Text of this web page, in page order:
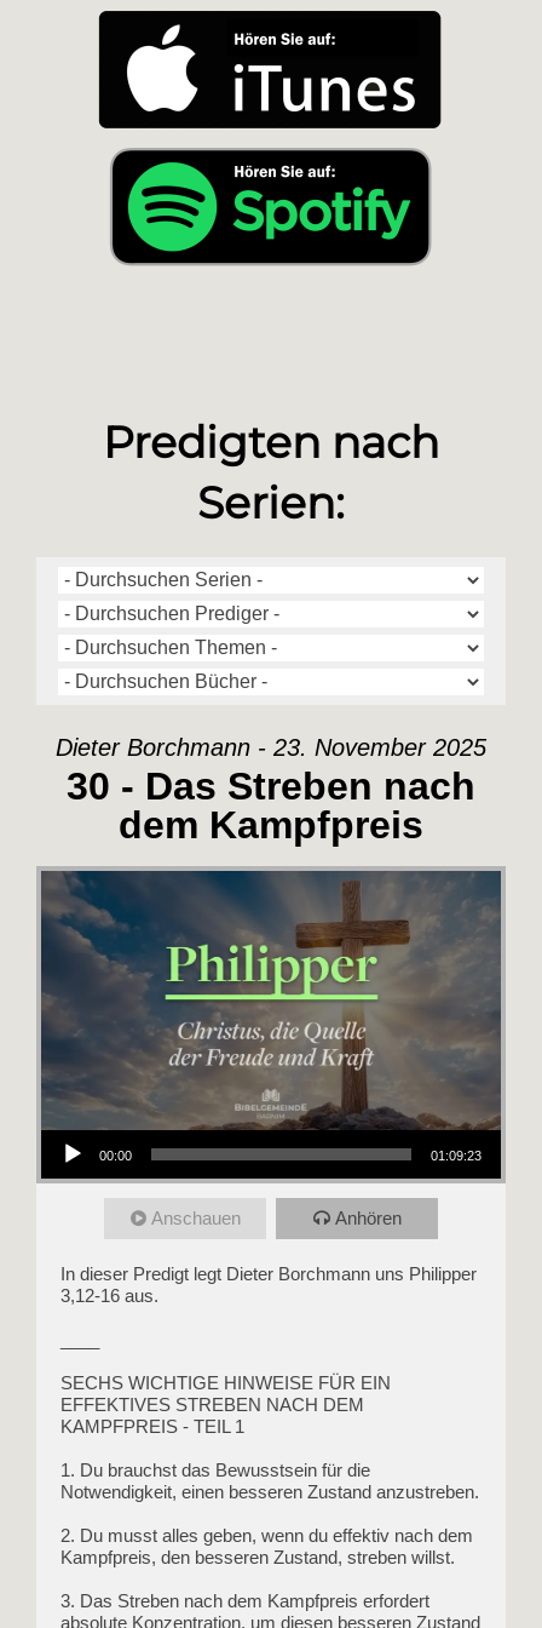
Predigten nach
Serien:
Dieter Borchmann - 23. November 2025
30 - Das Streben nach
dem Kampfpreis
Audio-Player
00:00 01:09:23
Anschauen Anhören
In dieser Predigt legt Dieter Borchmann uns Philipper
3,12-16 aus.
SECHS WICHTIGE HINWEISE FÜR EIN
EFFEKTIVES STREBEN NACH DEM
KAMPFPREIS - TEIL 1
1. Du brauchst das Bewusstsein für die
Notwendigkeit, einen besseren Zustand anzustreben.
2. Du musst alles geben, wenn du effektiv nach dem
Kampfpreis, den besseren Zustand, streben willst.
3. Das Streben nach dem Kampfpreis erfordert
absolute Konzentration, um diesen besseren Zustand